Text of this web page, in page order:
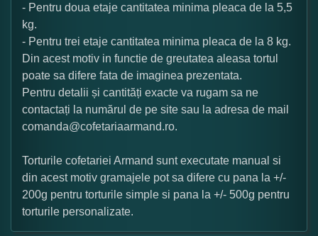
- Pentru doua etaje cantitatea minima pleaca de la 5,5
kg.
- Pentru trei etaje cantitatea minima pleaca de la 8 kg.
Din acest motiv in functie de greutatea aleasa tortul
poate sa difere fata de imaginea prezentata.
Pentru detalii și cantități exacte va rugam sa ne
contactați la numărul de pe site sau la adresa de mail
comanda@cofetariaarmand.ro.
Torturile cofetariei Armand sunt executate manual si
din acest motiv gramajele pot sa difere cu pana la +/-
200g pentru torturile simple si pana la +/- 500g pentru
torturile personalizate.